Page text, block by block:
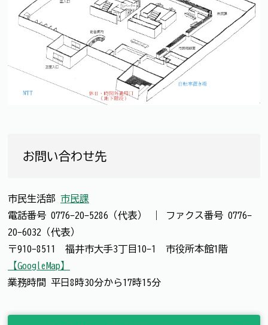
お問い合わせ先
市民生活部 市民課
電話番号 0776-20-5286（代表） ファクス番号 0776-
20-6032（代表）
〒910-8511 福井市大手3丁目10-1 市役所本館1階
【GoogleMap】
業務時間 平日8時30分から17時15分